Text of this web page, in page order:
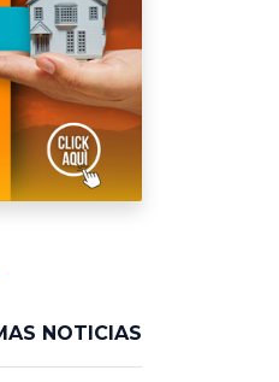
Al
En
2025
NOTICIAS